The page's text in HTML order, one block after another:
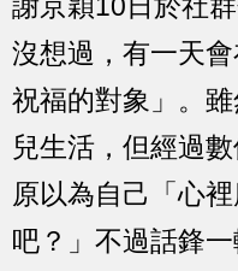
謝京穎10日於社
沒想過，有一天
祝福的對象」。
兒生活，但經過
原以為自己「心
吧？」不過話鋒